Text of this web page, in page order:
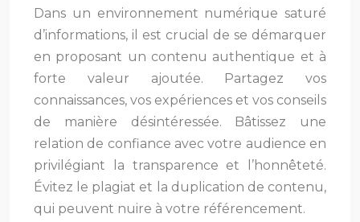
Dans un environnement numérique saturé
d’informations, il est crucial de se démarquer
en proposant un contenu authentique et à
forte valeur ajoutée. Partagez vos
connaissances, vos expériences et vos conseils
de manière désintéressée. Bâtissez une
relation de confiance avec votre audience en
privilégiant la transparence et l’honnêteté.
Évitez le plagiat et la duplication de contenu,
qui peuvent nuire à votre référencement.